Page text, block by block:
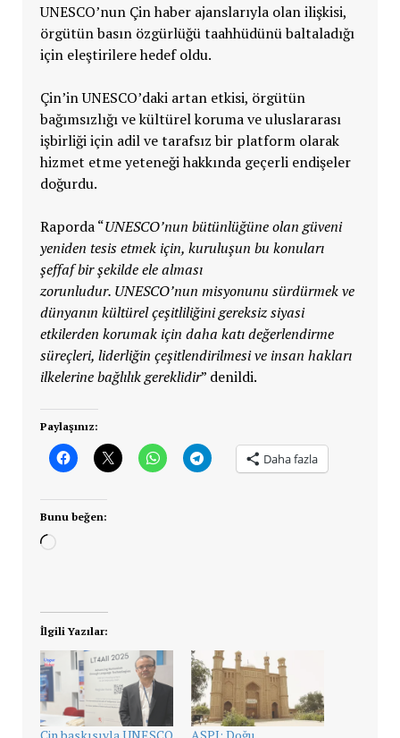
UNESCO’nun Çin haber ajanslarıyla olan ilişkisi,
örgütün basın özgürlüğü taahhüdünü baltaladığı
için eleştirilere hedef oldu.
Çin’in UNESCO’daki artan etkisi, örgütün
bağımsızlığı ve kültürel koruma ve uluslararası
işbirliği için adil ve tarafsız bir platform olarak
hizmet etme yeteneği hakkında geçerli endişeler
doğurdu.
Raporda “UNESCO’nun bütünlüğüne olan güveni
yeniden tesis etmek için, kuruluşun bu konuları
şeffaf bir şekilde ele alması
zorunludur. UNESCO’nun misyonunu sürdürmek ve
dünyanın kültürel çeşitliliğini gereksiz siyasi
etkilerden korumak için daha katı değerlendirme
süreçleri, liderliğin çeşitlendirilmesi ve insan hakları
ilkelerine bağlılık gereklidir” denildi.
Paylaşınız:
Daha fazla
Bunu beğen:
Yükleniyor...
İlgili Yazılar: